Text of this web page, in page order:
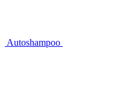
Autoshampoo